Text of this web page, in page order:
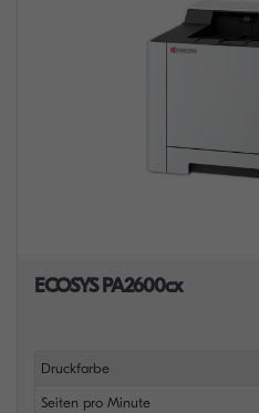
ECOSYS PA2600cx
Druckfarbe
Seiten pro Minute